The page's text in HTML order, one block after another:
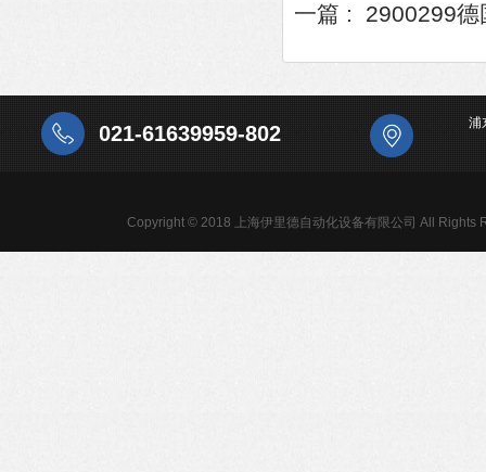
一篇 : 2900299德
021-61639959-802 浦
Copyright © 2018 上海伊里德自动化设备有限公司 All Rights